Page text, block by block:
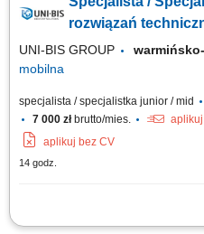
oraz proponowanie dopasowanych
negocjacji handlowych,
rozwiązań
UNI-BIS GROUP
mobilna
specjalista / specjalistka junior / mid
7 000 złbrutto/mies.
aplikuj bez CV
14 godz.
Opis stanowiska: rozwijanie